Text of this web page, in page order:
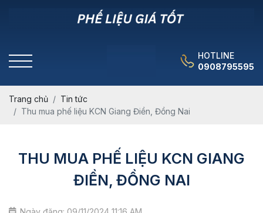
HOTLINE
0908795595
Trang chủ
Tin tức
Thu mua phế liệu KCN Giang Điền, Đồng Nai
THU MUA PHẾ LIỆU KCN GIANG
ĐIỀN, ĐỒNG NAI